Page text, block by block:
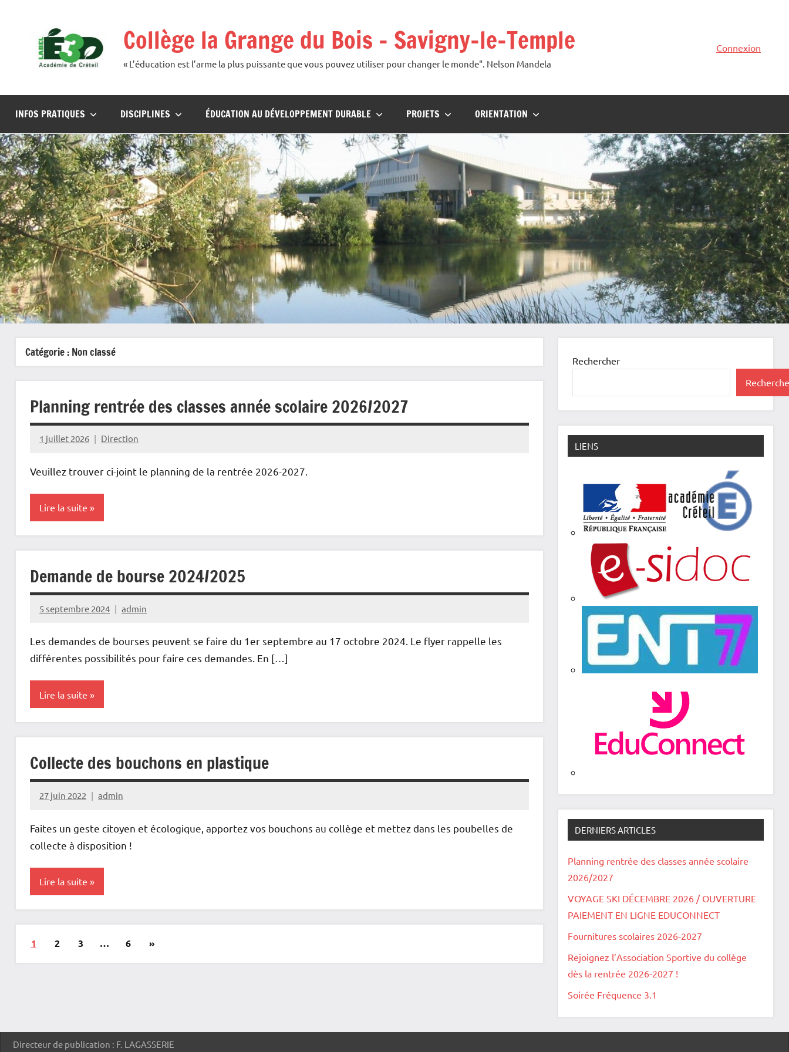
Collège la Grange du Bois – Savigny-le-Temple
« L’éducation est l’arme la plus puissante que vous pouvez utiliser pour changer le monde". Nelson Mandela
Connexion
INFOS PRATIQUES DISCIPLINES ÉDUCATION AU DÉVELOPPEMENT DURABLE PROJETS ORIENTATION
Catégorie : Non classé
Planning rentrée des classes année scolaire 2026/2027
1 juillet 2026 Direction
Veuillez trouver ci-joint le planning de la rentrée 2026-2027.
Lire la suite
Demande de bourse 2024/2025
5 septembre 2024 admin
Les demandes de bourses peuvent se faire du 1er septembre au 17 octobre 2024. Le flyer rappelle les
différentes possibilités pour faire ces demandes. En […]
Lire la suite
Collecte des bouchons en plastique
27 juin 2022 admin
Faites un geste citoyen et écologique, apportez vos bouchons au collège et mettez dans les poubelles de
collecte à disposition !
Lire la suite
Éducation au
Pagination
des
1 2 3 … 6
Articles
»
Rechercher
LIENS
DERNIERS ARTICLES
Planning rentrée des classes année scolaire
2026/2027
VOYAGE SKI DÉCEMBRE 2026 / OUVERTURE
PAIEMENT EN LIGNE EDUCONNECT
Fournitures scolaires 2026-2027
Rejoignez l’Association Sportive du collège
dès la rentrée 2026-2027 !
Soirée Fréquence 3.1
Directeur de publication : F. LAGASSERIE